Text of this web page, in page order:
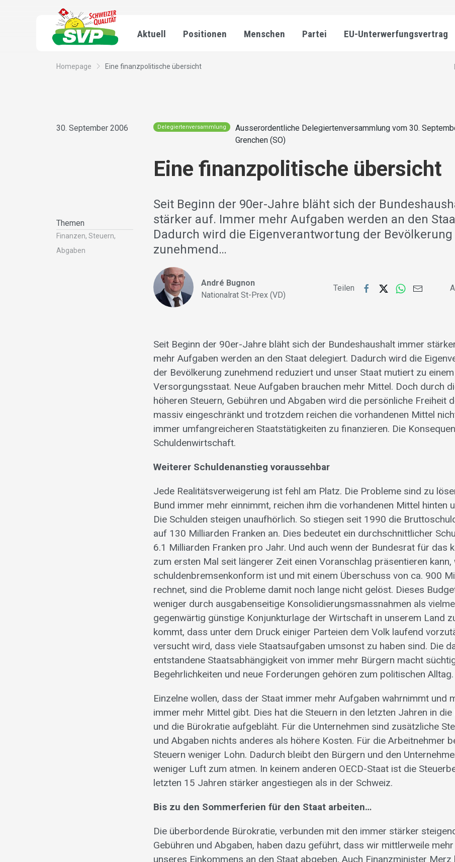
Aktuell Positionen Menschen Partei EU-Unterwerfungsvertrag
Homepage Eine finanzpolitische übersicht
30. September 2006
Themen
Finanzen, Steuern,
Abgaben
Delegiertenversammlung
Ausserordentliche Delegiertenversammlung vom 30.
Grenchen (SO)
Eine finanzpolitische übersicht
Seit Beginn der 90er-Jahre bläht sich der
stärker auf. Immer mehr Aufgaben werden an den
Dadurch wird die Eigenverantwortung der Bevölkerung
zunehmend…
André Bugnon
Nationalrat St-Prex (VD)
Teilen
Seit Beginn der 90er-Jahre bläht sich der Bundeshaushalt immer
mehr Aufgaben werden an den Staat delegiert. Dadurch wird die
der Bevölkerung zunehmend reduziert und unser Staat mutiert zu einem
Versorgungsstaat. Neue Aufgaben brauchen mehr Mittel. Doch durch
höheren Steuern, Gebühren und Abgaben wird die persönliche Freiheit
massiv eingeschränkt und trotzdem reichen die vorhandenen Mittel
immer umfangreicheren Staatstätigkeiten zu finanzieren. Die
Schuldenwirtschaft.
Weiterer Schuldenanstieg voraussehbar
Jede Realitätsverweigerung ist fehl am Platz. Die Probleme sind zu
Bund immer mehr einnimmt, reichen ihm die vorhandenen Mittel hinten
Die Schulden steigen unaufhörlich. So stiegen seit 1990 die
auf 130 Milliarden Franken an. Dies bedeutet ein durchschnittlicher
6.1 Milliarden Franken pro Jahr. Und auch wenn der Bundesrat für das
zum ersten Mal seit längerer Zeit einen Voranschlag präsentieren kann,
schuldenbremsenkonform ist und mit einem Überschuss von ca. 900
rechnet, sind die Probleme damit noch lange nicht gelöst. Dieses
weniger durch ausgabenseitige Konsolidierungsmassnahmen als
gegenwärtig günstige Konjunkturlage der Wirtschaft in unserem Land
kommt, dass unter dem Druck einiger Parteien dem Volk laufend
versucht wird, dass viele Staatsaufgaben umsonst zu haben sind. Die
entstandene Staatsabhängigkeit von immer mehr Bürgern macht
Begehrlichkeiten und neue Forderungen gehören zum politischen Alltag.
Einzelne wollen, dass der Staat immer mehr Aufgaben wahrnimmt und
immer mehr Mittel gibt. Dies hat die Steuern in den letzten Jahren in
und die Bürokratie aufgebläht. Für die Unternehmen sind zusätzliche
und Abgaben nichts anderes als höhere Kosten. Für die Arbeitnehmer
Steuern weniger Lohn. Dadurch bleibt den Bürgern und den
weniger Luft zum atmen. In keinem anderen OECD-Staat ist die
letzten 15 Jahren stärker angestiegen als in der Schweiz.
Bis zu den Sommerferien für den Staat arbeiten…
Die überbordende Bürokratie, verbunden mit den immer stärker
Gebühren und Abgaben, haben dazu geführt, dass wir mittlerweile
unseres Einkommens an den Staat abgeben. Auch Finanzminister Merz